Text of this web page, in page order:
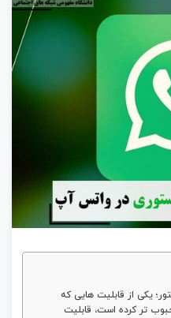
یکی از قابلیت هایی که
تر کرده است، قابلیت